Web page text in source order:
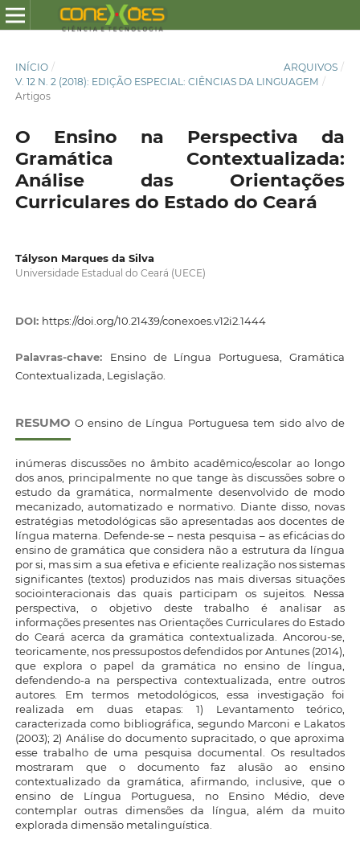
INÍCIO / ARQUIVOS /
V. 12 N. 2 (2018): EDIÇÃO ESPECIAL: CIÊNCIAS DA LINGUAGEM /
Artigos
O Ensino na Perspectiva da
Gramática Contextualizada:
Análise das Orientações
Curriculares do Estado do Ceará
Tályson Marques da Silva
Universidade Estadual do Ceará (UECE)
DOI: https://doi.org/10.21439/conexoes.v12i2.1444
Palavras-chave: Ensino de Língua Portuguesa, Gramática
Contextualizada, Legislação.
RESUMO O ensino de Língua Portuguesa tem sido alvo de
inúmeras discussões no âmbito acadêmico/escolar ao longo
dos anos, principalmente no que tange às discussões sobre o
estudo da gramática, normalmente desenvolvido de modo
mecanizado, automatizado e normativo. Diante disso, novas
estratégias metodológicas são apresentadas aos docentes de
língua materna. Defende-se – nesta pesquisa – as eficácias do
ensino de gramática que considera não a estrutura da língua
por si, mas sim a sua efetiva e eficiente realização nos sistemas
significantes (textos) produzidos nas mais diversas situações
sociointeracionais das quais participam os sujeitos. Nessa
perspectiva, o objetivo deste trabalho é analisar as
informações presentes nas Orientações Curriculares do Estado
do Ceará acerca da gramática contextualizada. Ancorou-se,
teoricamente, nos pressupostos defendidos por Antunes (2014),
que explora o papel da gramática no ensino de língua,
defendendo-a na perspectiva contextualizada, entre outros
autores. Em termos metodológicos, essa investigação foi
realizada em duas etapas: 1) Levantamento teórico,
caracterizada como bibliográfica, segundo Marconi e Lakatos
(2003); 2) Análise do documento supracitado, o que aproxima
esse trabalho de uma pesquisa documental. Os resultados
mostraram que o documento faz alusão ao ensino
contextualizado da gramática, afirmando, inclusive, que o
ensino de Língua Portuguesa, no Ensino Médio, deve
contemplar outras dimensões da língua, além da muito
explorada dimensão metalinguística.